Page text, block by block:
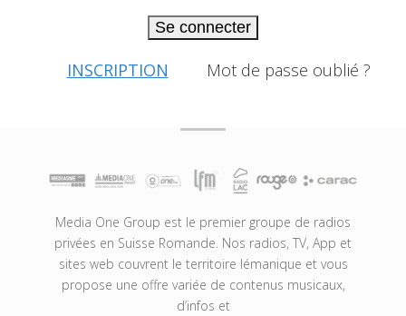
Se connecter
INSCRIPTION Mot de passe oublié ?
Media One Group est le premier groupe de radios
privées en Suisse Romande. Nos radios, TV, App et
sites web couvrent le territoire lémanique et vous
propose une offre variée de contenus musicaux,
d’infos et